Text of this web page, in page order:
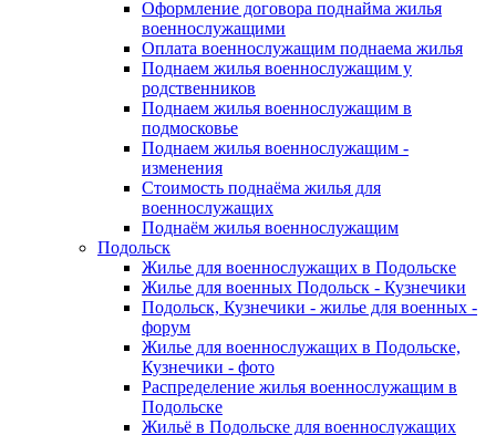
Оформление договора поднайма жилья
военнослужащими
Оплата военнослужащим поднаема жилья
Поднаем жилья военнослужащим у
родственников
Поднаем жилья военнослужащим в
подмосковье
Поднаем жилья военнослужащим -
изменения
Стоимость поднаёма жилья для
военнослужащих
Поднаём жилья военнослужащим
Подольск
Жилье для военнослужащих в Подольске
Жилье для военных Подольск - Кузнечики
Подольск, Кузнечики - жилье для военных -
форум
Жилье для военнослужащих в Подольске,
Кузнечики - фото
Распределение жилья военнослужащим в
Подольске
Жильё в Подольске для военнослужащих